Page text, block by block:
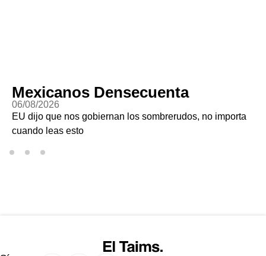
Mexicanos Densecuenta
06/08/2026
EU dijo que nos gobiernan los sombrerudos, no importa
cuando leas esto